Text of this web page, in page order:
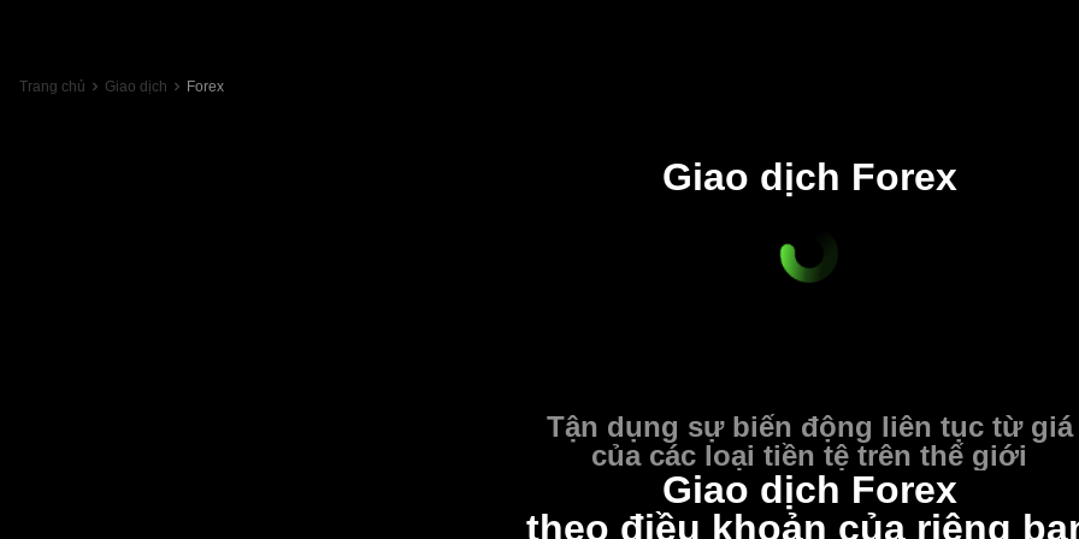
Trang chủ Giao dịch Forex
Giao dịch Forex
Tận dụng sự biến động liên tục từ giá
của các loại tiền tệ trên thế giới
Giao dịch Forex
theo điều khoản của riêng